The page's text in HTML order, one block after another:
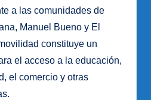
a las comunidades de
Manuel Bueno y El
constituye un
el acceso a la educación,
el comercio y otras